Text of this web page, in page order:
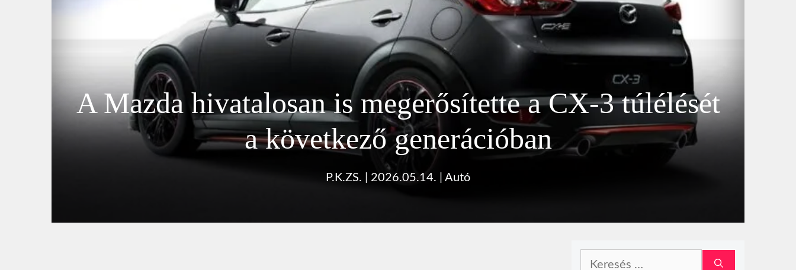
A Mazda hivatalosan is megerősítette a CX-3 túlélését
a következő generációban
P.K.ZS. 2026.05.14. Autó